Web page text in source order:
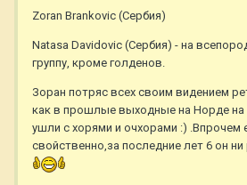
Zoran Brankovic (Сербия)
Natasa Davidovic (Сербия) - на
группу, кроме голденов.
Зоран потряс всех своим видением
как в прошлые выходные на Норде на
ушли с хорями и очхорами :) .Впрочем
свойственно,за последние лет 6 он ни